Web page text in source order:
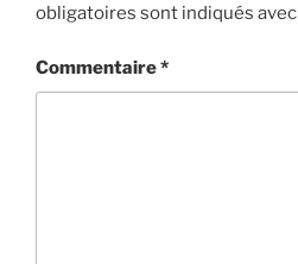
obligatoires sont indiqués avec
Commentaire*